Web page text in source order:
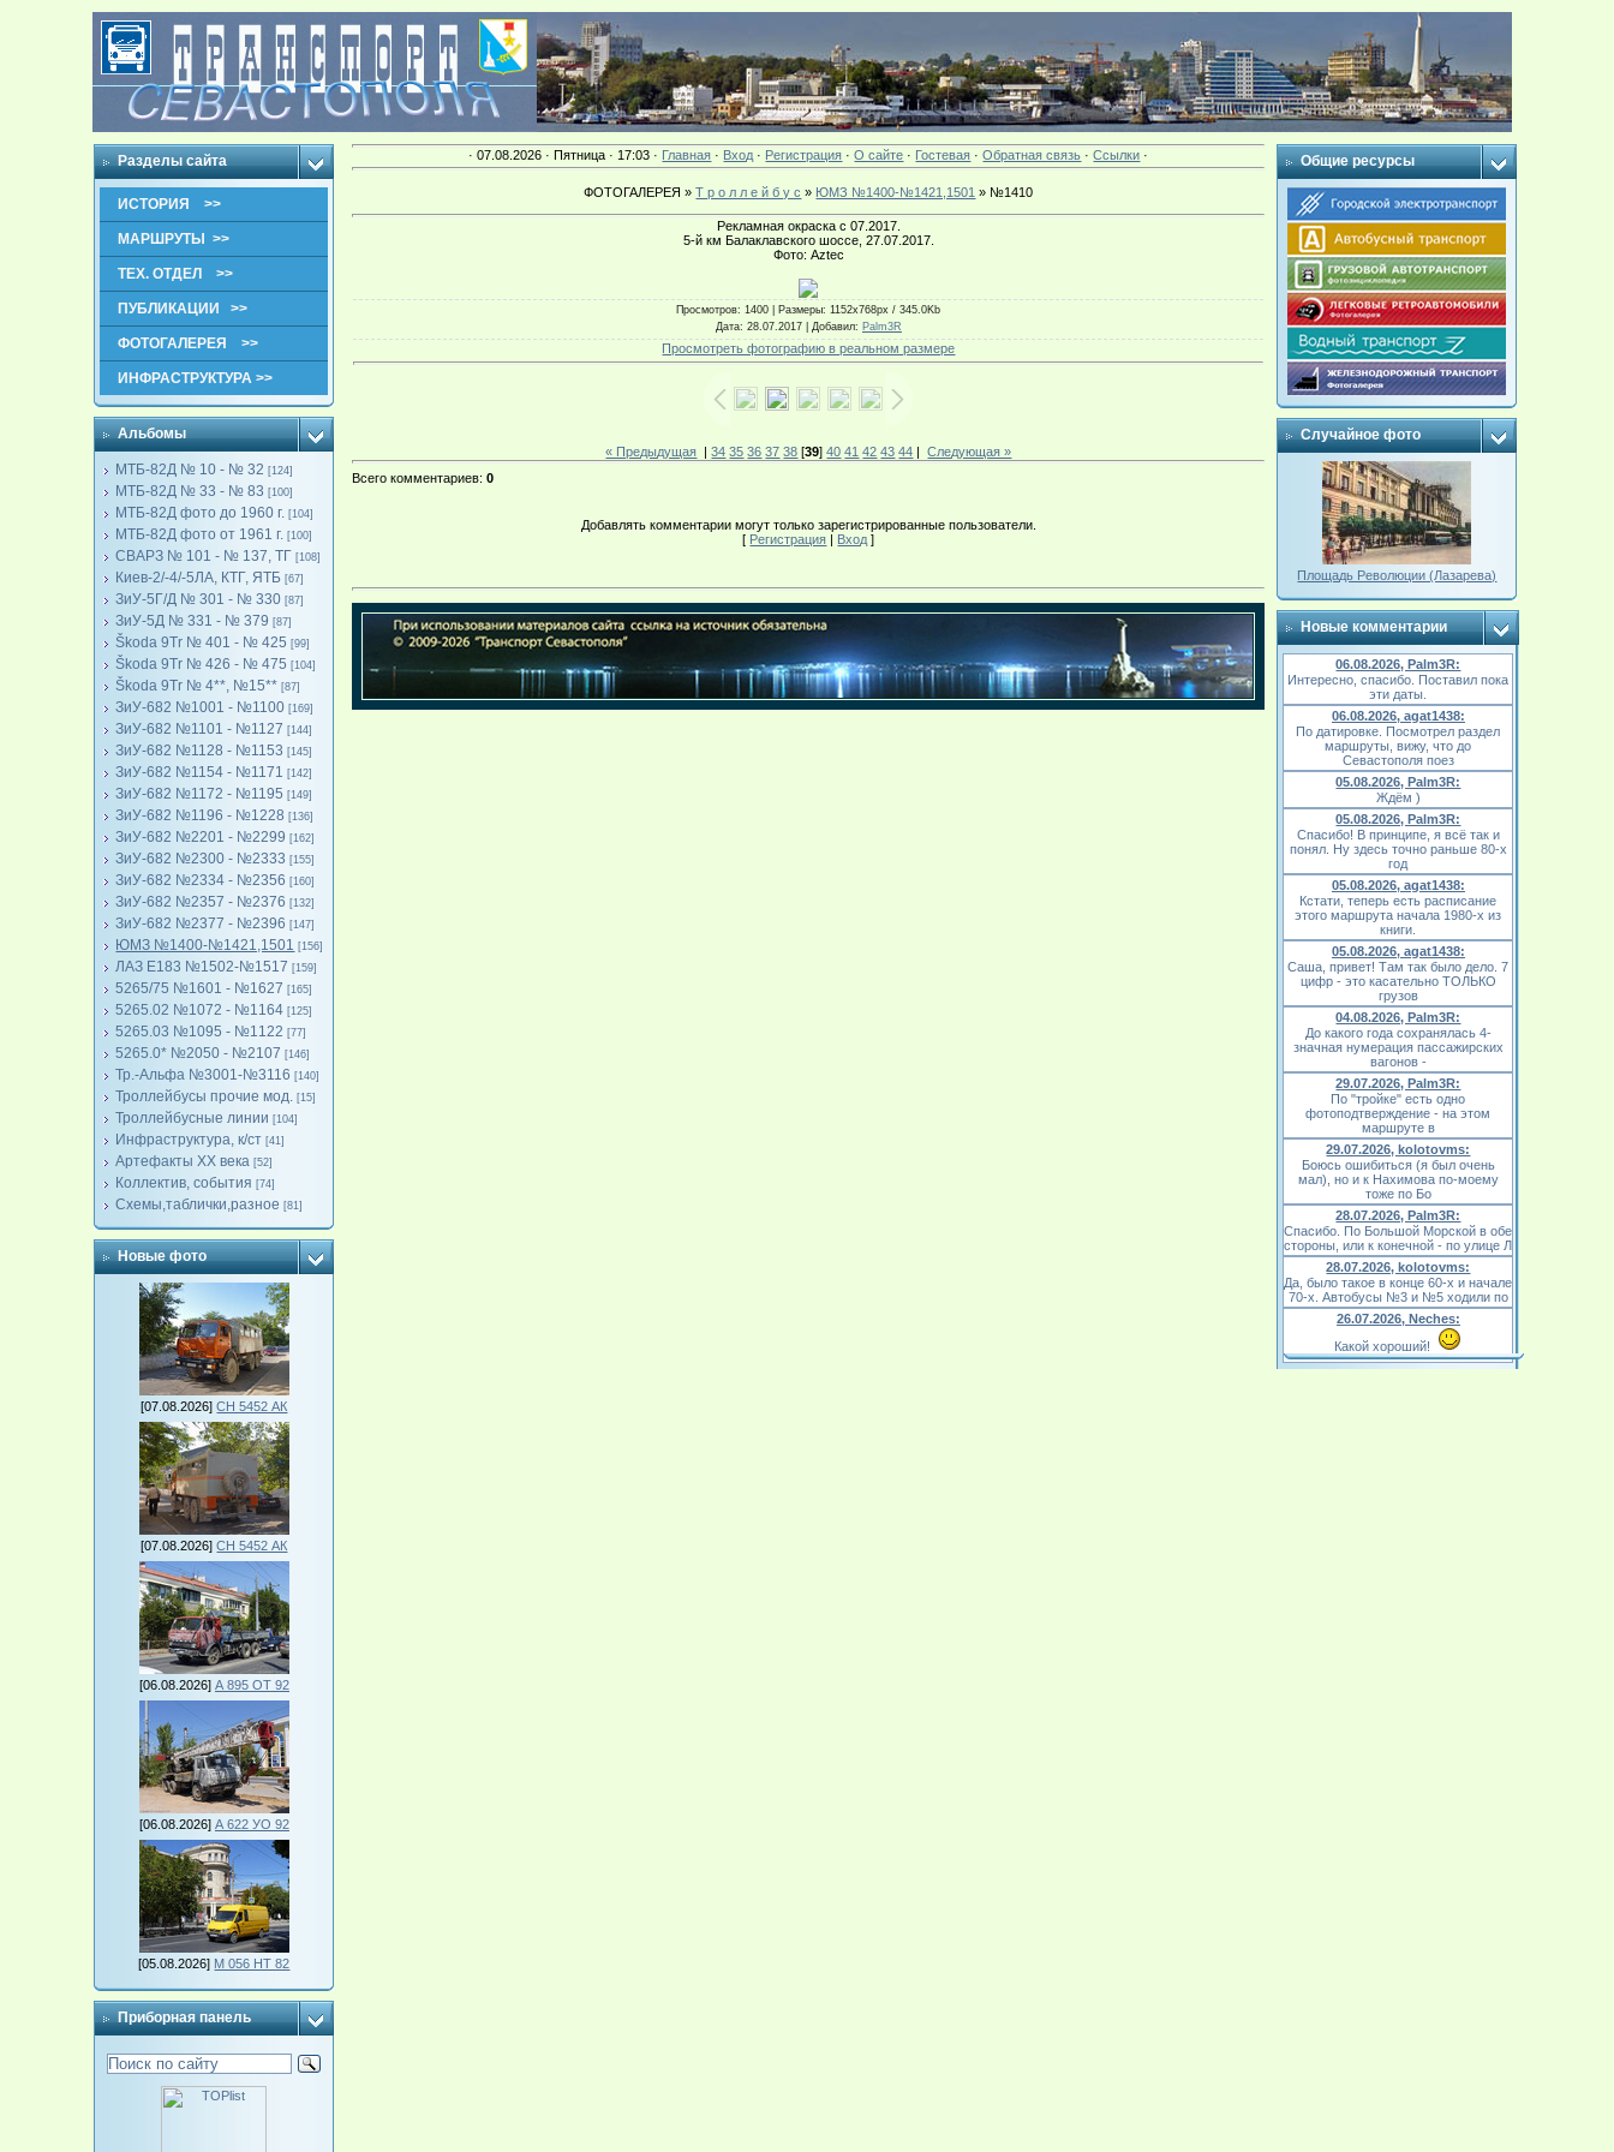
Разделы сайта
ИСТОРИЯ >>
МАРШРУТЫ >>
ТЕХ. ОТДЕЛ >>
ПУБЛИКАЦИИ >>
ФОТОГАЛЕРЕЯ >>
ИНФРАСТРУКТУРА >>
Альбомы
МТБ-82Д № 10 - № 32 [124]
МТБ-82Д № 33 - № 83 [100]
МТБ-82Д фото до 1960 г. [104]
МТБ-82Д фото от 1961 г. [100]
СВАРЗ № 101 - № 137, ТГ [108]
Киев-2/-4/-5ЛА, КТГ, ЯТБ [67]
ЗиУ-5Г/Д № 301 - № 330 [87]
ЗиУ-5Д № 331 - № 379 [87]
Škoda 9Tr № 401 - № 425 [99]
Škoda 9Tr № 426 - № 475 [104]
Škoda 9Tr № 4**, №15** [87]
ЗиУ-682 №1001 - №1100 [169]
ЗиУ-682 №1101 - №1127 [144]
ЗиУ-682 №1128 - №1153 [145]
ЗиУ-682 №1154 - №1171 [142]
ЗиУ-682 №1172 - №1195 [149]
ЗиУ-682 №1196 - №1228 [136]
ЗиУ-682 №2201 - №2299 [162]
ЗиУ-682 №2300 - №2333 [155]
ЗиУ-682 №2334 - №2356 [160]
ЗиУ-682 №2357 - №2376 [132]
ЗиУ-682 №2377 - №2396 [147]
ЮМЗ №1400-№1421,1501 [156]
ЛАЗ Е183 №1502-№1517 [159]
5265/75 №1601 - №1627 [165]
5265.02 №1072 - №1164 [125]
5265.03 №1095 - №1122 [77]
5265.0* №2050 - №2107 [146]
Тр.-Альфа №3001-№3116 [140]
Троллейбусы прочие мод. [15]
Троллейбусные линии [104]
Инфраструктура, к/ст [41]
Артефакты ХХ века [52]
Коллектив, события [74]
Схемы,таблички,разное [81]
Новые фото
[07.08.2026]СН 5452 АК
[07.08.2026]СН 5452 АК
[06.08.2026] А 895 ОТ 92
[06.08.2026] А 622 УО 92
[05.08.2026] М 056 НТ 82
Приборная панель
· 07.08.2026 · Пятница · 17:03 · Главная · Вход · Регистрация ·О сайте · Гостевая ·Обратная связь ·Ссылки ·
ФОТОГАЛЕРЕЯ »Т р о л л е й б у с » ЮМЗ №1400-№1421,1501 » №1410
Рекламная окраска с 07.2017.
5-й км Балаклавского шоссе, 27.07.2017.
Фото: Aztec
Просмотров: 1400 | Размеры: 1152x768px / 345.0Kb
Дата: 28.07.2017 | Добавил: Palm3R
Просмотреть фотографию в реальном размере
« Предыдущая |34 35 36 37 38 [39]40 41 42 43 44 |Следующая »
Всего комментариев:0
Добавлять комментарии могут только зарегистрированные пользователи.
[ Регистрация | Вход ]
Общие ресурсы
Случайное фото
Площадь Революции (Лазарева)
Новые комментарии
06.08.2026, Palm3R:
Интересно, спасибо. Поставил пока
эти даты.
06.08.2026, agat1438:
По датировке. Посмотрел раздел
маршруты, вижу, что до
Севастополя поез
05.08.2026, Palm3R:
Ждём )
05.08.2026, Palm3R:
Спасибо! В принципе, я всё так и
понял. Ну здесь точно раньше 80-х
год
05.08.2026, agat1438:
Кстати, теперь есть расписание
этого маршрута начала 1980-х из
книги.
05.08.2026, agat1438:
Саша, привет! Там так было дело. 7
цифр - это касательно ТОЛЬКО
грузов
04.08.2026, Palm3R:
До какого года сохранялась 4-
значная нумерация пассажирских
вагонов -
29.07.2026, Palm3R:
По "тройке" есть одно
фотоподтверждение - на этом
маршруте в
29.07.2026, kolotovms:
Боюсь ошибиться (я был очень
мал), но и к Нахимова по-моему
тоже по Бо
28.07.2026, Palm3R:
Спасибо. По Большой Морской в обе
стороны, или к конечной - по улице Л
28.07.2026, kolotovms:
Да, было такое в конце 60-х и начале
70-х. Автобусы №3 и №5 ходили по
26.07.2026, Neches:
Какой хороший!